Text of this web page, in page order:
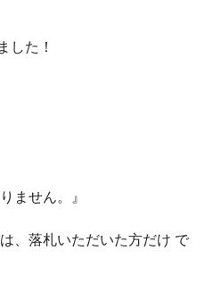
した！
ません。』
、落札いただいた方だけ で